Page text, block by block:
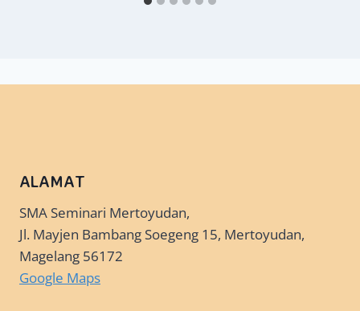
ALAMAT
SMA Seminari Mertoyudan,
Jl. Mayjen Bambang Soegeng 15, Mertoyudan,
Magelang 56172
Google Maps